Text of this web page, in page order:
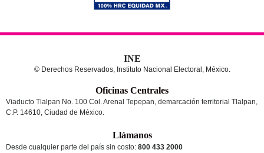
INE
© Derechos Reservados, Instituto Nacional Electoral, México.
Oficinas Centrales
Viaducto Tlalpan No. 100 Col. Arenal Tepepan, demarcación territorial Tlalpan,
C.P. 14610, Ciudad de México.
Llámanos
Desde cualquier parte del país sin costo: 800 433 2000